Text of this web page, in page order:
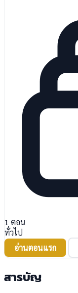
1 ตอน
ทั่วไป
อ่านตอนแรก
สารบัญ